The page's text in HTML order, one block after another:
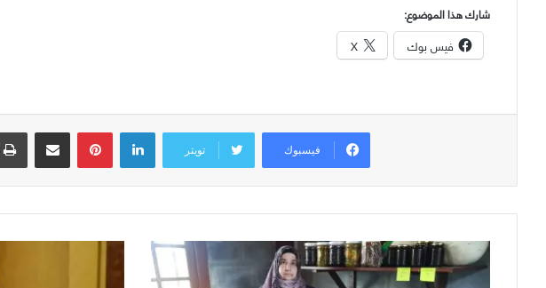
شارك هذا الموضوع:
فيس بوك X
فيسبوك تويتر
لينكدإن بينتيريست مشاركة عبر البريد